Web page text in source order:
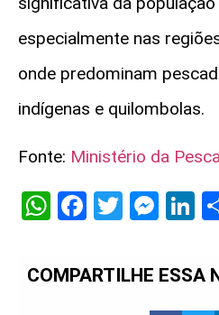
especialmente nas
onde predominam
indígenas e quilombolas.
Fonte: Ministério da
WhatsApp
Facebook
Twitter
COMPARTILHE ESSA